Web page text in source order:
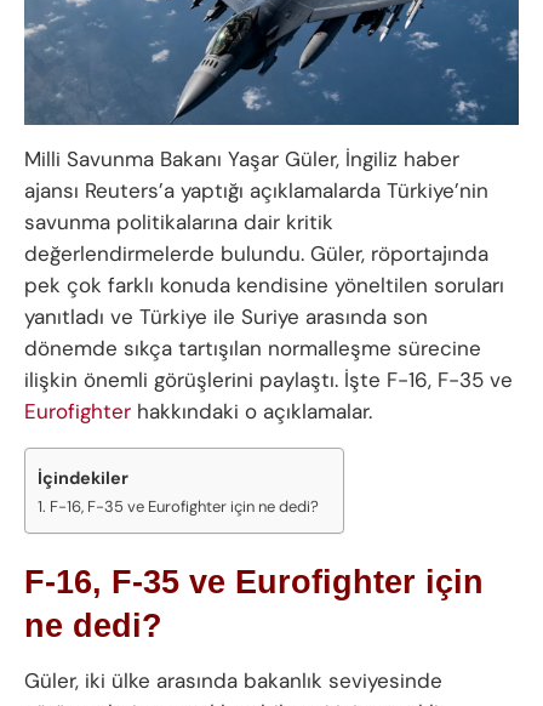
Milli Savunma Bakanı Yaşar Güler, İngiliz haber
ajansı Reuters’a yaptığı açıklamalarda Türkiye’nin
savunma politikalarına dair kritik
değerlendirmelerde bulundu. Güler, röportajında
pek çok farklı konuda kendisine yöneltilen soruları
yanıtladı ve Türkiye ile Suriye arasında son
dönemde sıkça tartışılan normalleşme sürecine
ilişkin önemli görüşlerini paylaştı. İşte F-16, F-35 ve
Eurofighter hakkındaki o açıklamalar.
İçindekiler
F-16, F-35 ve Eurofighter için ne dedi?
F-16, F-35 ve Eurofighter için
ne dedi?
Güler, iki ülke arasında bakanlık seviyesinde